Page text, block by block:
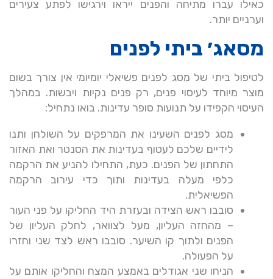
כאילו עברו מתיחה והפנים ייראו וירגישו לפתע צעירים
וערניים יותר.
מסאג׳ ביתי לפנים
לטיפול ביתי של מסג לפנים פשיאלי יומיומי אין צורך בשום
מוצר מיוחד לעיסוי פנים, רק פנים נקיות ויבשות. במהלך
העיסוי הקפידו על תנועות סופר עדינות. בואו נתחיל:
מסג לפנים השעינו את המרפקים על השולחן ותנו
לידיים שלכם לעטוף בעדינות את הסנטר ואת האזור
התחתון של הפנים. כעת, התחילו להניע את הרקמה
כלפי מעלה בעדינות ותוך כדי עירוב הרקמה
הפשיאלית.
סובבו ראש הצידה ובעזרת היד החליקו על פני העור
– מהחזה העליון, מעל לצוואר, לחלק העליון של
הפנים ולתוך קו השיער. סובבו ראש לצד שני וחזרו
על הפעולה.
הניחו שני אגודלים באמצע המצח והחליקו אותם על